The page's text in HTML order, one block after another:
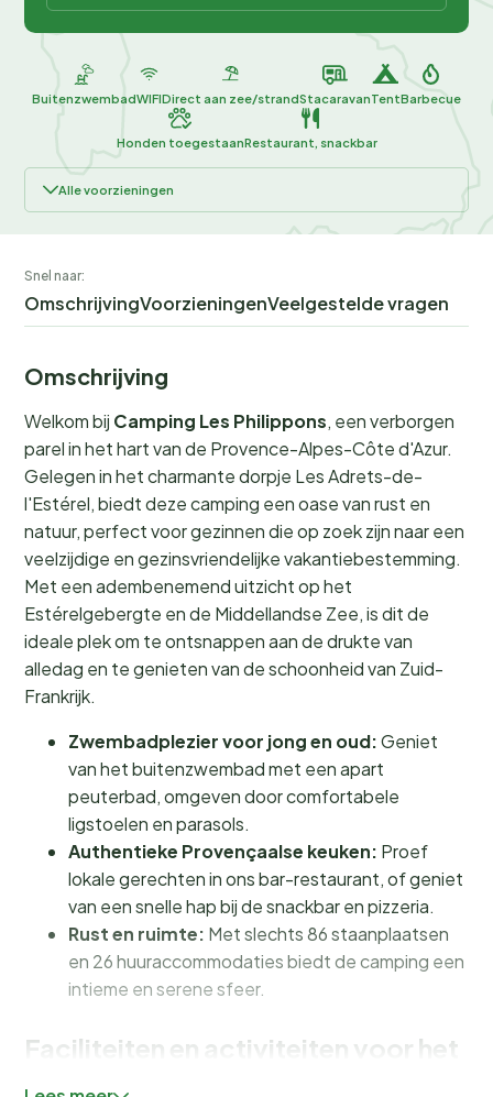
BuitenzwembadWIFIDirect aan zee/strandStacaravanTentBarbecue
Honden toegestaanRestaurant, snackbar
Alle voorzieningen
Snel naar:
OmschrijvingVoorzieningenVeelgestelde vragen
Omschrijving
Welkom bij Camping Les Philippons, een verborgen
parel in het hart van de Provence-Alpes-Côte d'Azur.
Gelegen in het charmante dorpje Les Adrets-de-
l'Estérel, biedt deze camping een oase van rust en
natuur, perfect voor gezinnen die op zoek zijn naar een
veelzijdige en gezinsvriendelijke vakantiebestemming.
Met een adembenemend uitzicht op het
Estérelgebergte en de Middellandse Zee, is dit de
ideale plek om te ontsnappen aan de drukte van
alledag en te genieten van de schoonheid van Zuid-
Frankrijk.
Zwembadplezier voor jong en oud:Geniet
van het buitenzwembad met een apart
peuterbad, omgeven door comfortabele
ligstoelen en parasols.
Authentieke Provençaalse keuken: Proef
lokale gerechten in ons bar-restaurant, of geniet
van een snelle hap bij de snackbar en pizzeria.
Rust en ruimte: Met slechts 86 staanplaatsen
en 26 huuraccommodaties biedt de camping een
intieme en serene sfeer.
Faciliteiten en activiteiten voor het